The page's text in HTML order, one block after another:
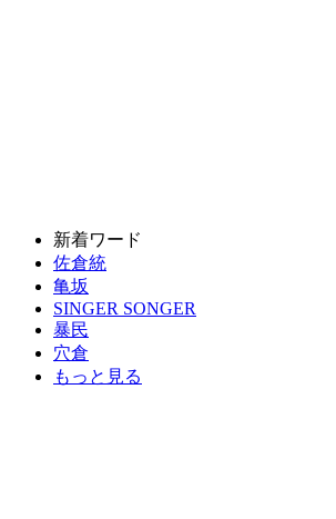
新着ワード
佐倉統
亀坂
SINGER SONGER
暴民
穴倉
もっと見る